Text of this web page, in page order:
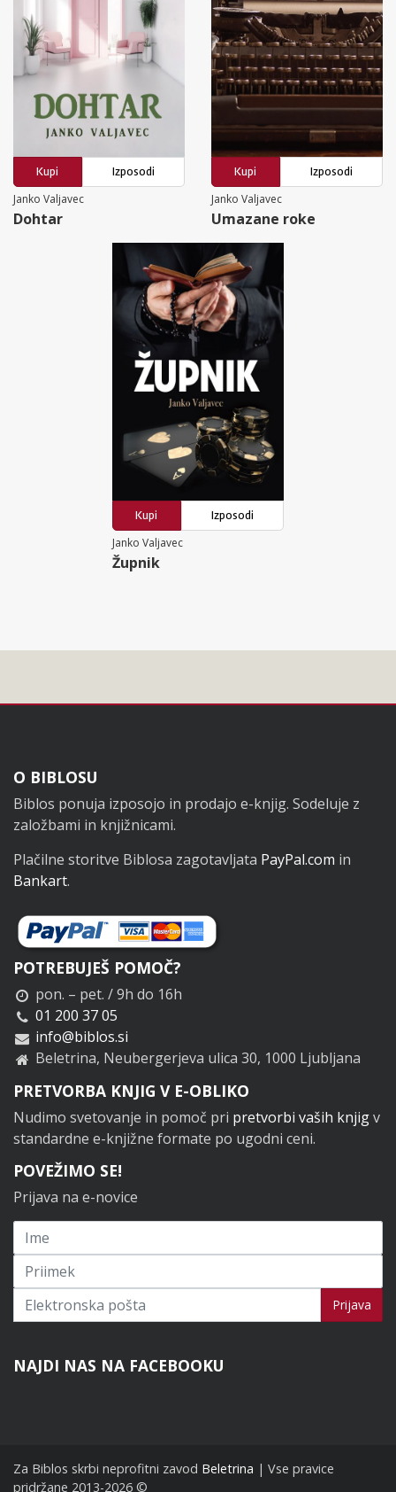
Kupi
Izposodi
Janko Valjavec
Dohtar
Kupi
Izposodi
Janko Valjavec
Umazane roke
Kupi
Izposodi
Janko Valjavec
Župnik
Noga
O BIBLOSU
Biblos ponuja izposojo in prodajo e-knjig. Sodeluje z
založbami in knjižnicami.
Plačilne storitve Biblosa zagotavljata PayPal.com in
Bankart.
POTREBUJEŠ POMOČ?
pon. – pet. / 9h do 16h
01 200 37 05
info@biblos.si
Beletrina, Neubergerjeva ulica 30, 1000 Ljubljana
PRETVORBA KNJIG V E-OBLIKO
Nudimo svetovanje in pomoč pri pretvorbi vaših knjigv
standardne e-knjižne formate po ugodni ceni.
POVEŽIMO SE!
Prijava na e-novice
Prijavi se na novice Prijava
NAJDI NAS NA FACEBOOKU
Za Biblos skrbi neprofitni zavod Beletrina | Vse pravice
pridržane 2013-2026 ©